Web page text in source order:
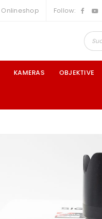
Onlineshop Follow:
KAMERAS OBJEKTIVE